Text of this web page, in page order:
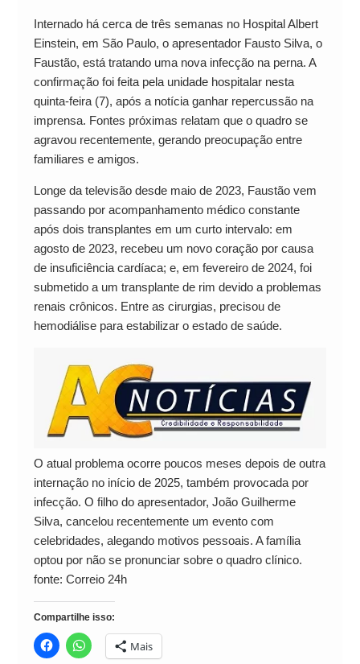
Internado há cerca de três semanas no Hospital Albert
Einstein, em São Paulo, o apresentador Fausto Silva, o
Faustão, está tratando uma nova infecção na perna. A
confirmação foi feita pela unidade hospitalar nesta
quinta-feira (7), após a notícia ganhar repercussão na
imprensa. Fontes próximas relatam que o quadro se
agravou recentemente, gerando preocupação entre
familiares e amigos.
Longe da televisão desde maio de 2023, Faustão vem
passando por acompanhamento médico constante
após dois transplantes em um curto intervalo: em
agosto de 2023, recebeu um novo coração por causa
de insuficiência cardíaca; e, em fevereiro de 2024, foi
submetido a um transplante de rim devido a problemas
renais crônicos. Entre as cirurgias, precisou de
hemodiálise para estabilizar o estado de saúde.
O atual problema ocorre poucos meses depois de outra
internação no início de 2025, também provocada por
infecção. O filho do apresentador, João Guilherme
Silva, cancelou recentemente um evento com
celebridades, alegando motivos pessoais. A família
optou por não se pronunciar sobre o quadro clínico.
fonte: Correio 24h
Compartilhe isso:
Mais